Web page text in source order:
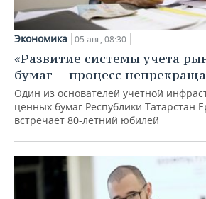
Экономика 05 авг, 08:30
«Развитие системы учета
бумаг — процесс
Один из основателей учетной
ценных бумаг Республики Татарстан
встречает 80-летний юбилей